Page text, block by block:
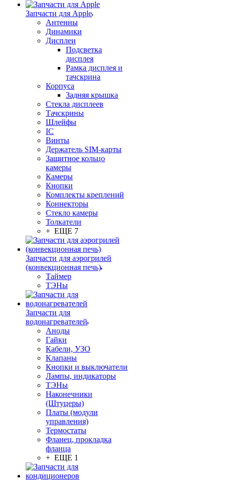
Запчасти для Apple
Антенны
Динамики
Дисплеи
Подсветка
дисплея
Рамка дисплея и
тачскрина
Корпуса
Задняя крышка
Стекла дисплеев
Тачскрины
Шлейфы
IC
Винты
Держатель SIM-карты
Защитное кольцо
камеры
Камеры
Кнопки
Комплекты креплений
Коннекторы
Стекло камеры
Толкатели
+ ЕЩЕ 7
Запчасти для аэрогрилей
(конвекционная печь)
Таймер
ТЭНы
Запчасти для
водонагревателей
Аноды
Гайки
Кабели, УЗО
Клапаны
Кнопки и выключатели
Лампы, индикаторы
ТЭНы
Наконечники
(Штуцеры)
Платы (модули
управления)
Термостаты
Фланец, прокладка
фланца
+ ЕЩЕ 1